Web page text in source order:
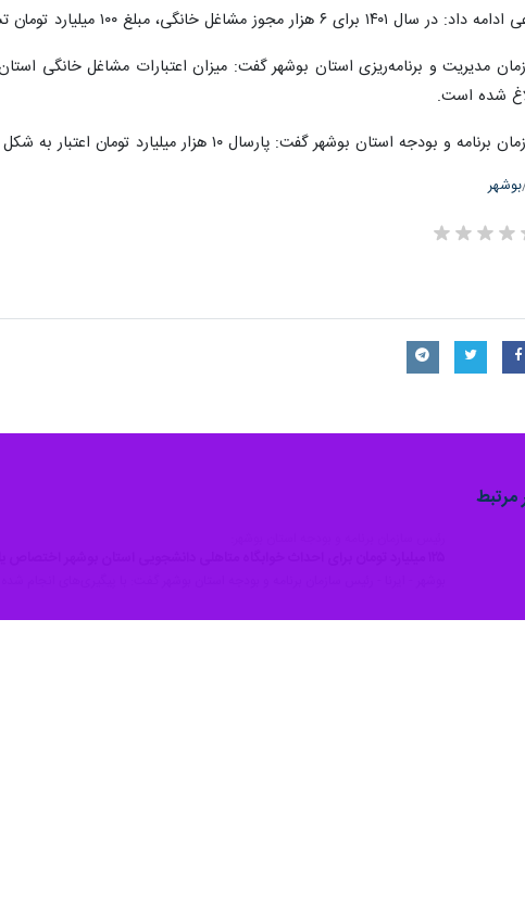
۶ هزار مجوز مشاغل خانگی، مبلغ ۱۰۰ میلیارد تومان تسهیلات پرداخت شده است.
شده است.
بوشهر گفت: پارسال ۱۰ هزار میلیارد تومان اعتبار به شکل نقدی در این استان تخصیص اعتبار شد که در تاریخ این استان بی سابقه بوده است.
بوشهر
مرتبط